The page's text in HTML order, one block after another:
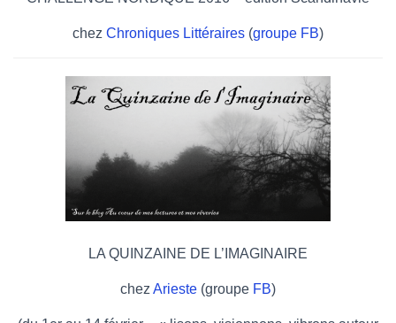
chez Chroniques Littéraires (groupe FB)
LA QUINZAINE DE L’IMAGINAIRE
chez Arieste (groupe FB)